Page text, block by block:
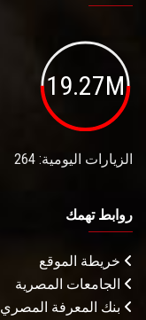
19.27M
الزيارات اليومية: 264
روابط تهمك
خريطة الموقع
الجامعات المصرية
بنك المعرفة المصري